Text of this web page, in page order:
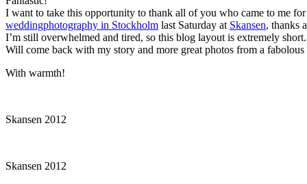
I want to take this opportunity to thank all of you who came to me
weddingphotography in Stockholm last Saturday at Skansen, thanks
I’m still overwhelmed and tired, so this blog layout is extremely short.
Will come back with my story and more great photos from a fabolous
With warmth!
Skansen 2012
Skansen 2012